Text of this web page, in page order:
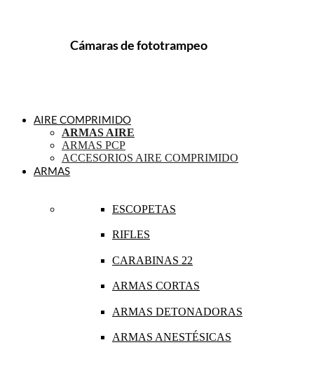
Cámaras de fototrampeo
AIRE COMPRIMIDO
ARMAS AIRE
ARMAS PCP
ACCESORIOS AIRE COMPRIMIDO
ARMAS
ESCOPETAS
RIFLES
CARABINAS 22
ARMAS CORTAS
ARMAS DETONADORAS
ARMAS ANESTÉSICAS